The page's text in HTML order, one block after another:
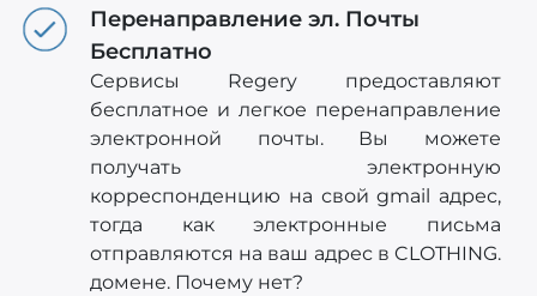
Перенаправление эл. Почты
Бесплатно
Сервисы Regery предоставляют
бесплатное и легкое перенаправление
электронной почты. Вы можете
получать электронную
корреспонденцию на свой gmail адрес,
тогда как электронные письма
отправляются на ваш адрес в CLOTHING.
домене. Почему нет?